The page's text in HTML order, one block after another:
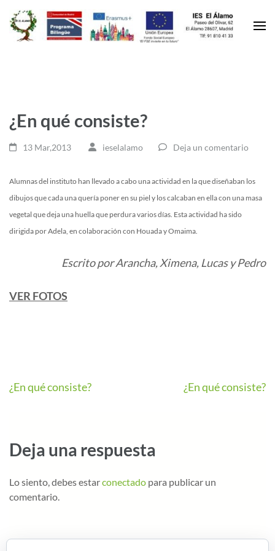
¿En qué consiste?
13 Mar,2013 ieselalamo Deja un comentario
Alumnas del instituto han llevado a cabo una actividad en la que diseñaban los
dibujos que cada una quería poner en su piel y los calcaban en ella con una masa
vegetal que deja una huella que perdura varios días. Esta actividad ha sido
dirigida por Adela, en colaboración con Houada y Omaima.
Escrito por Arancha, Ximena, Lucas y Pedro
VER FOTOS
¿En qué consiste? ¿En qué consiste?
Deja una respuesta
Lo siento, debes estarconectado para publicar un
comentario.